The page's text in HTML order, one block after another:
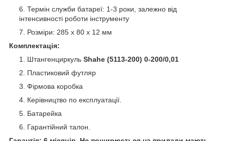
Термін служби батареї: 1-3 роки, залежно від
інтенсивності роботи інструменту
Розміри: 285 х 80 х 12 мм
Комплектація:
Штангенциркуль Shahe (5113-200) 0-200/0,01
Пластиковий футляр
Фірмова коробка
Керівництво по експлуатації.
Батарейка
Гарантійний талон.